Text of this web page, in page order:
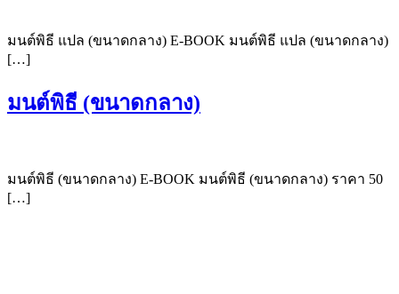
มนต์พิธี แปล (ขนาดกลาง) E-BOOK มนต์พิธี แปล (ขนาดกลาง)
[…]
มนต์พิธี (ขนาดกลาง)
มนต์พิธี (ขนาดกลาง) E-BOOK มนต์พิธี (ขนาดกลาง) ราคา 50
[…]